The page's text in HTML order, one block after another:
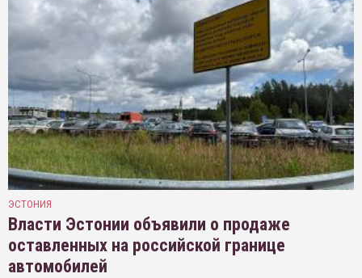
ЭСТОНИЯ
Власти Эстонии объявили о продаже
оставленных на российской границе
автомобилей